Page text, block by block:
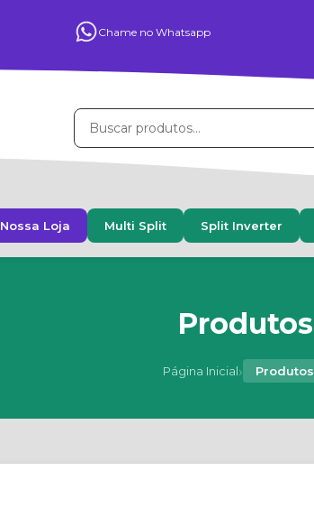
Chame no Whatsapp
Nossa Loja Multi Split Split Inverter
Produtos
Página Inicial› Produtos